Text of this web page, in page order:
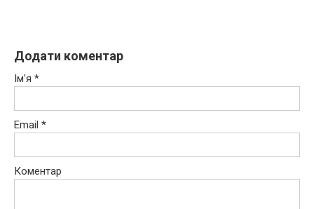
Додати коментар
Ім'я *
Email *
Коментар